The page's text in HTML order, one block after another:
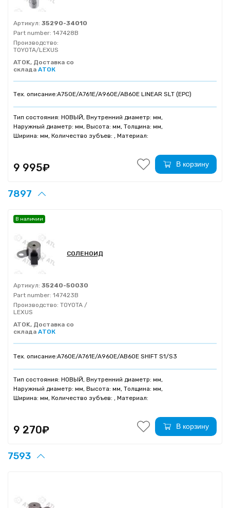
Артикул: 35290-34010
Part number: 147428B
Производство:
TOYOTA/LEXUS
ATOK, Доставка со
склада АТОК
Тех. описание:A750E/A761E/A960E/AB60E LINEAR SLT (EPC)
Тип состояния: НОВЫЙ, Внутренний диаметр: мм,
Наружный диаметр: мм, Высота: мм, Толщина: мм,
Ширина: мм, Количество зубъев: , Материал:
9 995₽ В корзину
7897
СОЛЕНОИД
Артикул: 35240-50030
Part number: 147423B
Производство: TOYOTA /
LEXUS
ATOK, Доставка со
склада АТОК
Тех. описание:A760E/A761E/A960E/AB60E SHIFT S1/S3
Тип состояния: НОВЫЙ, Внутренний диаметр: мм,
Наружный диаметр: мм, Высота: мм, Толщина: мм,
Ширина: мм, Количество зубъев: , Материал:
В наличии
9 270₽ В корзину
7593